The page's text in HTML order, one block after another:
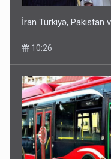
İran Türkiyə, Pakistan
10:26